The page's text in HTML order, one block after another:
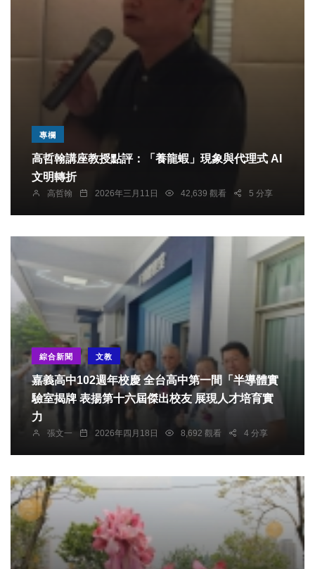
專欄
高哲翰講座教授點評：「養龍蝦」現象與代理式 AI
文明轉折
高哲翰 2026年三月11日 42,639 觀看 5 分享
綜合新聞 文教
嘉義高中102週年校慶 全台高中第一間「半導體實
驗室揭牌 表揚第十六屆傑出校友 展現人才培育實
力
張文一 2026年四月18日 8,692 觀看 4 分享